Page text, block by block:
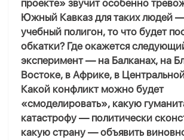
проекте» звучит особенно
Южный Кавказ для таких людей
учебный полигон, то что будет
обкатки? Где окажется
эксперимент — на Балканах, на
Востоке, в Африке, в
Какой конфликт можно будет
«смоделировать», какую
катастрофу — политически
какую страну — объявить